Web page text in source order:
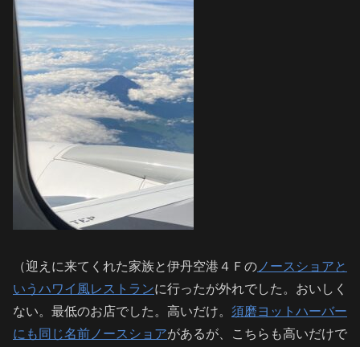
（迎えに来てくれた家族と伊丹空港４Ｆの ノースショアと
いうハワイ風レストランに行ったが外れでした。おいしく
ない。最低のお店でした。高いだけ。 須磨ヨットハーバー
にも同じ名前ノースショアがあるが、こちらも高いだけで